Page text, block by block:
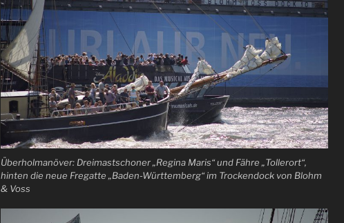
Überholmanöver: Dreimastschoner „Regina Maris“ und Fähre „Tollerort“,
hinten die neue Fregatte „Baden-Württemberg“ im Trockendock von Blohm
& Voss